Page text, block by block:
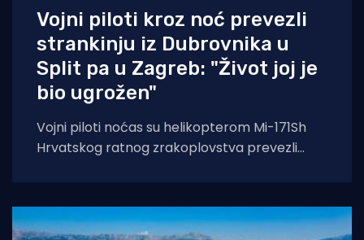
Vojni piloti kroz noć prevezli
strankinju iz Dubrovnika u
Split pa u Zagreb: "Život joj je
bio ugrožen"
Vojni piloti noćas su helikopterom Mi-171Sh
Hrvatskog ratnog zrakoplovstva prevezli